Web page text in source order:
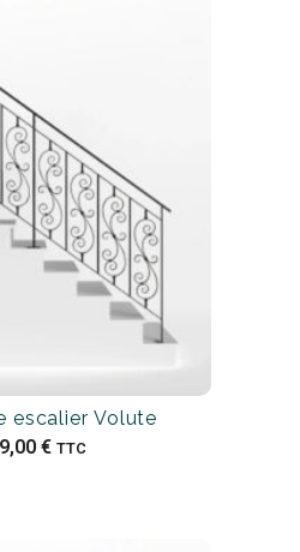
escalier Volute
€ TTC